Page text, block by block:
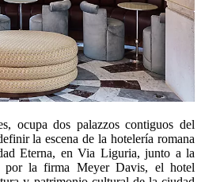
ocupa dos palazzos contiguos del
la escena de la hotelería romana
Eterna, en Via Liguria, junto a la
por la firma Meyer Davis, el hotel